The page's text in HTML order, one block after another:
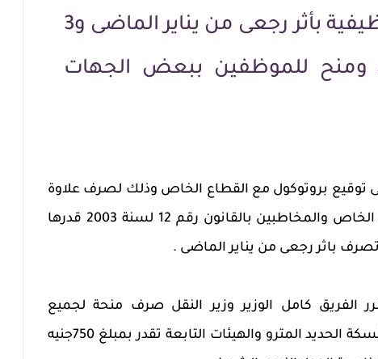
10 % علاوة اعباء وظيفية بأثر رجعى من يناير الماضى و3
ومنح للموظفين ببعض الجهات
توقيع بروتوكول مع القطاع الخاص وذلك لصرف علاوة
خاصة لجميع العاملين بالقطاع الخاص والمخاطبين بالقانون رقم 12 لسنة 2003 قدرها
كامل الوزير وزير النقل صرف منحة لجميع
العاملين بالوزارة والموظفين بالسكة الحديد المترو والهيئات التابعة تقدر بمبلغ 750جنيه